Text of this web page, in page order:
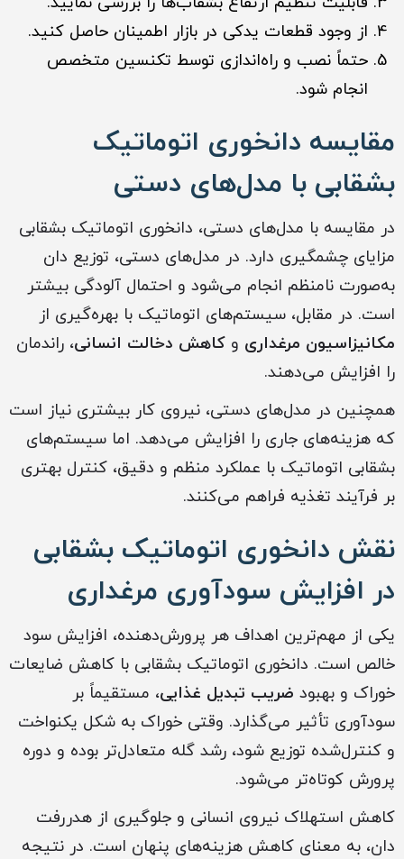
از وجود قطعات یدکی در بازار اطمینان حاصل کنید.
حتماً نصب و راه‌اندازی توسط تکنسین متخصص
انجام شود.
مقایسه دانخوری اتوماتیک
بشقابی با مدل‌های دستی
در مقایسه با مدل‌های دستی، دانخوری اتوماتیک بشقابی
مزایای چشمگیری دارد. در مدل‌های دستی، توزیع دان
به‌صورت نامنظم انجام می‌شود و احتمال آلودگی بیشتر
است. در مقابل، سیستم‌های اتوماتیک با بهره‌گیری از
مکانیزاسیون مرغداری و کاهش دخالت انسانی، راندمان
را افزایش می‌دهند.
همچنین در مدل‌های دستی، نیروی کار بیشتری نیاز است
که هزینه‌های جاری را افزایش می‌دهد. اما سیستم‌های
بشقابی اتوماتیک با عملکرد منظم و دقیق، کنترل بهتری
بر فرآیند تغذیه فراهم می‌کنند.
نقش دانخوری اتوماتیک بشقابی
در افزایش سودآوری مرغداری
یکی از مهم‌ترین اهداف هر پرورش‌دهنده، افزایش سود
خالص است. دانخوری اتوماتیک بشقابی با کاهش ضایعات
خوراک و بهبود ضریب تبدیل غذایی، مستقیماً بر
سودآوری تأثیر می‌گذارد. وقتی خوراک به شکل یکنواخت
و کنترل‌شده توزیع شود، رشد گله متعادل‌تر بوده و دوره
پرورش کوتاه‌تر می‌شود.
کاهش استهلاک نیروی انسانی و جلوگیری از هدررفت
دان، به معنای کاهش هزینه‌های پنهان است. در نتیجه